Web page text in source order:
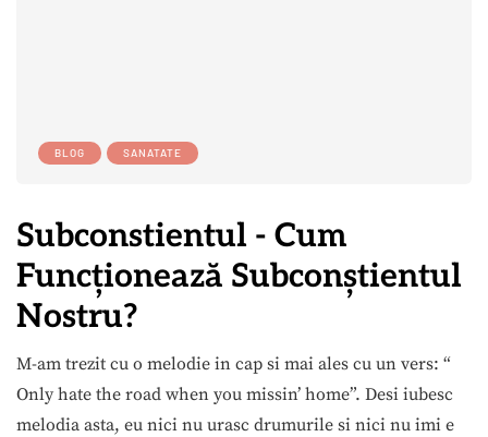
BLOG SANATATE
Subconstientul - Cum
Funcționează Subconștientul
Nostru?
M-am trezit cu o melodie in cap si mai ales cu un vers: “
Only hate the road when you missin’ home”. Desi iubesc
melodia asta, eu nici nu urasc drumurile si nici nu imi e